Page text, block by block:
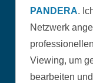
PANDERA.
Netzwerk
Viewing, um
bearbeiten